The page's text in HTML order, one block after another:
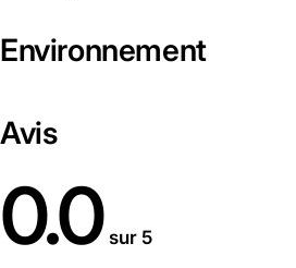
Environnement
Avis
0.0 sur 5